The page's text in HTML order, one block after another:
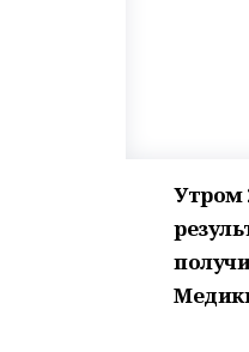
Утром